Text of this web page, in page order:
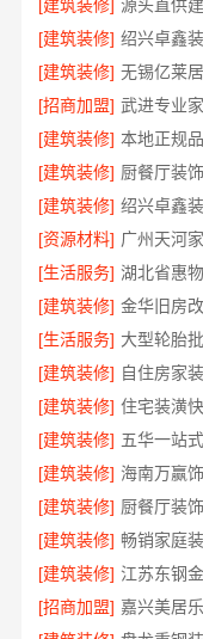
[建筑装修] 源头直供
[建筑装修]
[建筑装修] 无锡亿莱
[招商加盟]
[建筑装修] 本地正规
[建筑装修]
[建筑装修]
[资源材料]
[生活服务]
[建筑装修]
[生活服务]
[建筑装修]
[建筑装修] 住宅装潢
[建筑装修]
[建筑装修] 海南万赢
[建筑装修] 厨餐厅装
[建筑装修]
[建筑装修]
[招商加盟] 嘉兴美居